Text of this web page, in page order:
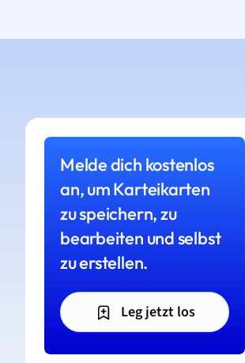
Melde dich kostenlos
an, um Karteikarten
zu speichern, zu
bearbeiten und selbst
zu erstellen.
Leg jetzt los